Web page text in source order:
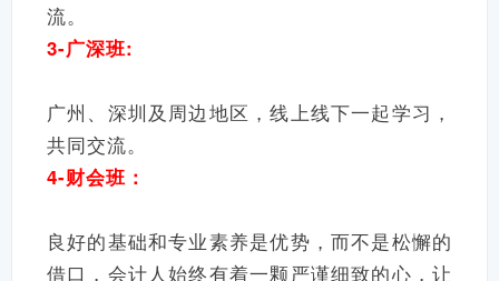
流。
3-广深班:
广州、深圳及周边地区，线上线下一起学习，
共同交流。
4-财会班：
良好的基础和专业素养是优势，而不是松懈的
借口，会计人始终有着一颗严谨细致的心，让